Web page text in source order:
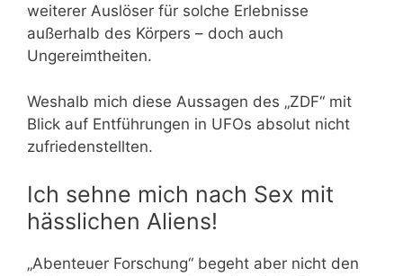
weiterer Auslöser für solche Erlebnisse
außerhalb des Körpers – doch auch
Ungereimtheiten.
Weshalb mich diese Aussagen des „ZDF“ mit
Blick auf Entführungen in UFOs absolut nicht
zufriedenstellten.
Ich sehne mich nach Sex mit
hässlichen Aliens!
„Abenteuer Forschung“ begeht aber nicht den